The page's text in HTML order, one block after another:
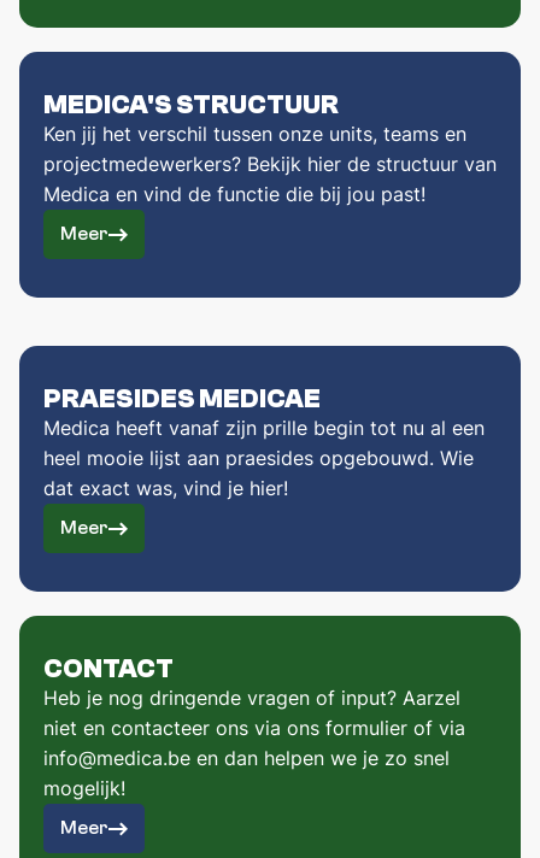
MEDICA'S STRUCTUUR
Ken jij het verschil tussen onze units, teams en
projectmedewerkers? Bekijk hier de structuur van
Medica en vind de functie die bij jou past!
Meer
PRAESIDES MEDICAE
Medica heeft vanaf zijn prille begin tot nu al een
heel mooie lijst aan praesides opgebouwd. Wie
dat exact was, vind je hier!
Meer
CONTACT
Heb je nog dringende vragen of input? Aarzel
niet en contacteer ons via ons formulier of via
info@medica.be en dan helpen we je zo snel
mogelijk!
Meer